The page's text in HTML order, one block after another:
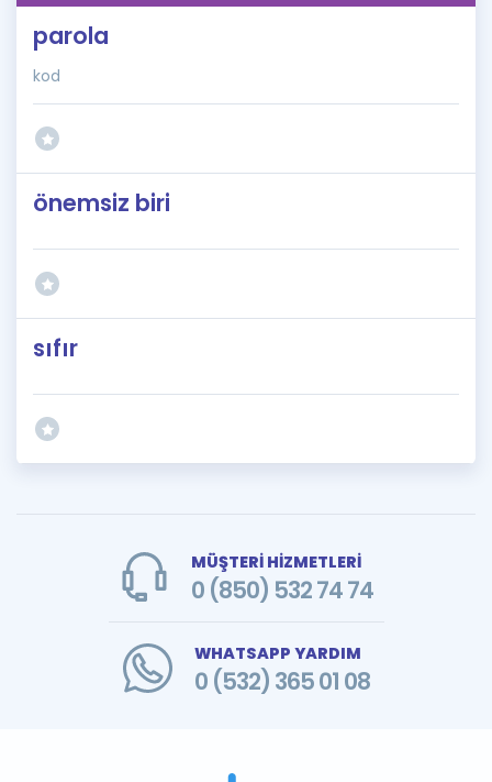
Blog
parola
kod
önemsiz biri
sıfır
MÜŞTERİ HİZMETLERİ
0 (850) 532 74 74
WHATSAPP YARDIM
0 (532) 365 01 08